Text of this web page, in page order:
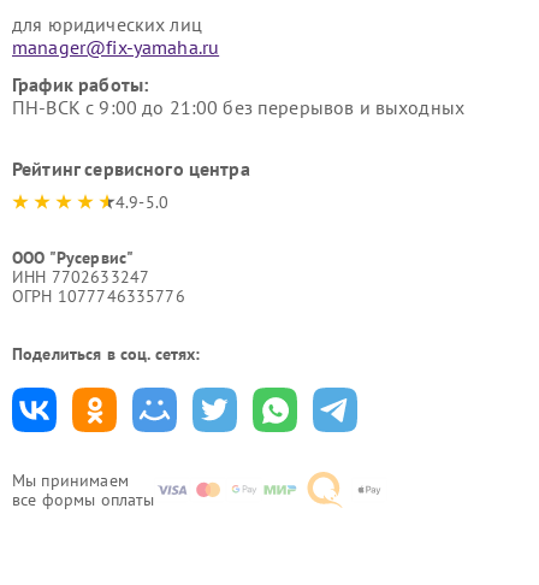
Мы принимаем
все формы оплаты
для юридических лиц
manager@fix-yamaha.ru
График работы:
ПН-ВСК с 9:00 до 21:00 без перерывов и выходных
Рейтинг сервисного центра
4.9-5.0
ООО "Русервис"
ИНН 7702633247
ОГРН 1077746335776
Поделиться в соц. сетях: